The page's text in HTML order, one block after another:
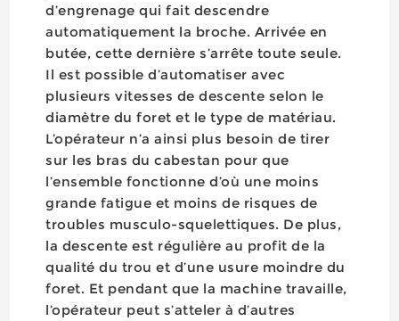
d’engrenage qui fait descendre
automatiquement la broche. Arrivée en
butée, cette dernière s’arrête toute seule.
Il est possible d’automatiser avec
plusieurs vitesses de descente selon le
diamètre du foret et le type de matériau.
L’opérateur n’a ainsi plus besoin de tirer
sur les bras du cabestan pour que
l’ensemble fonctionne d’où une moins
grande fatigue et moins de risques de
troubles musculo-squelettiques. De plus,
la descente est régulière au profit de la
qualité du trou et d’une usure moindre du
foret. Et pendant que la machine travaille,
l’opérateur peut s’atteler à d’autres